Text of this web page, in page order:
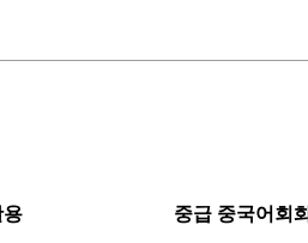
중급 중국어